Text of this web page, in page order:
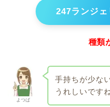
247ランジェ
種類
よつば
手持ちが少な
うれしいですね